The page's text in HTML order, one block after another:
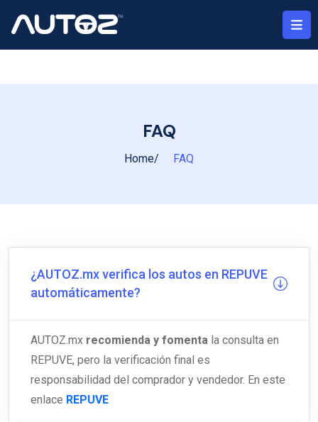
FAQ
Home FAQ
¿AUTOZ.mx verifica los autos en REPUVE
automáticamente?
AUTOZ.mx recomienda y fomenta la consulta en
REPUVE, pero la verificación final es
responsabilidad del comprador y vendedor. En este
enlace REPUVE